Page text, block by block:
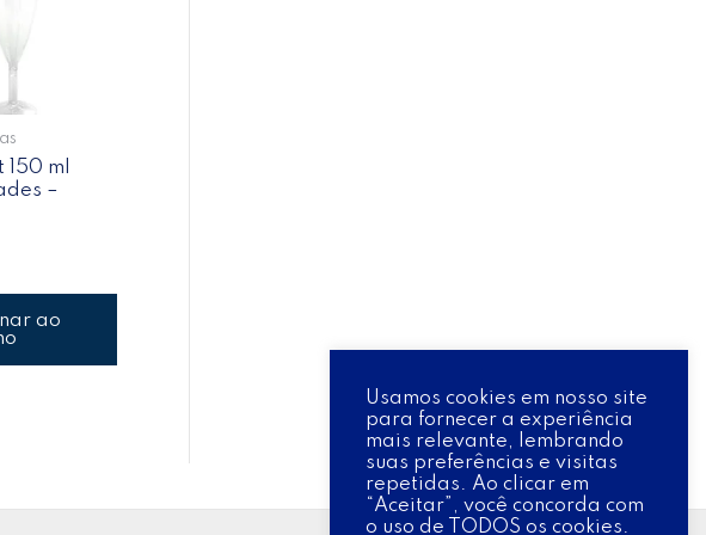
150 ml
–
ao
Usamos cookies em nosso site
para fornecer a experiência
mais relevante, lembrando
suas preferências e visitas
repetidas. Ao clicar em
“Aceitar”, você concorda com
o uso de TODOS os cookies.